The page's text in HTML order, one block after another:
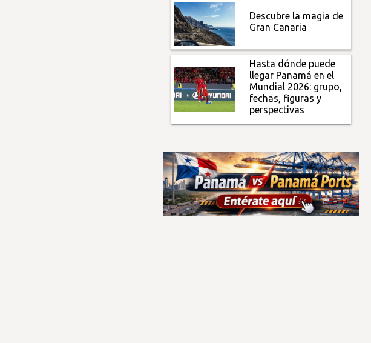
Descubre la magia de
Gran Canaria
Hasta dónde puede
llegar Panamá en el
Mundial 2026: grupo,
fechas, figuras y
perspectivas